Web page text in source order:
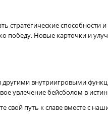
способности
Новые карточки и
внутриигровыми
увлечение бейсболом в
свой путь к славе вместе с